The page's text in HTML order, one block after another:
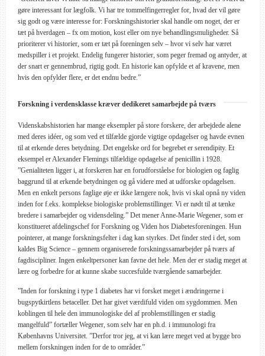
gøre interessant for lægfolk. Vi har tre tommelfingerregler for, hvad der vil gøre
sig godt og være interesse for: Forskningshistorier skal handle om noget, der er
tæt på hverdagen – fx om motion, kost eller om nye behandlingsmuligheder. Så
prioriterer vi historier, som er tæt på foreningen selv – hvor vi selv har været
medspiller i et projekt. Endelig fungerer historier, som peger fremad og antyder, at
der snart er gennembrud, rigtig godt. En historie kan opfylde et af kravene, men
hvis den opfylder flere, er det endnu bedre.”
Forskning i verdensklasse kræver dedikeret samarbejde på tværs
Videnskabshistorien har mange eksempler på store forskere, der arbejdede alene
med deres idéer, og som ved et tilfælde gjorde vigtige opdagelser og havde evnen
til at erkende deres betydning. Det engelske ord for begrebet er serendipity. Et
eksempel er Alexander Flemings tilfældige opdagelse af penicillin i 1928.
”Genialiteten ligger i, at forskeren har en forudforståelse for biologien og faglig
baggrund til at erkende betydningen og gå videre med at udforske opdagelsen.
Men en enkelt persons faglige øje er ikke længere nok, hvis vi skal opnå ny viden
inden for f.eks. komplekse biologiske problemstillinger. Vi er nødt til at tænke
bredere i samarbejder og vidensdeling.” Det mener Anne-Marie Wegener, som er
konstitueret afdelingschef for Forskning og Viden hos Diabetesforeningen. Hun
pointerer, at mange forskningsfelter i dag kan styrkes. Det finder sted i det, som
kaldes Big Science – gennem organiserede forskningssamarbejder på tværs af
fagdiscipliner. Ingen enkeltpersoner kan favne det hele. Men der er stadig meget at
lære og forbedre for at kunne skabe succesfulde tværgående samarbejder.
”Inden for forskning i type 1 diabetes har vi forsket meget i ændringerne i
bugspytkirtlens betaceller. Det har givet værdifuld viden om sygdommen. Men
koblingen til hele den immunologiske del af problemstillingen er stadig
mangelfuld” fortæller Wegener, som selv har en ph.d. i immunologi fra
Københavns Universitet. ”Derfor tror jeg, at vi kan lære meget ved at bygge bro
mellem forskningen inden for de to områder.”